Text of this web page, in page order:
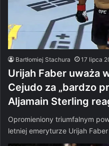
Bartłomiej Stachura 17 lipca
Urijah Faber uważa
Cejudo za „bardzo
Aljamain Sterling
Opromieniony triumfalnym
letniej emeryturze Urijah